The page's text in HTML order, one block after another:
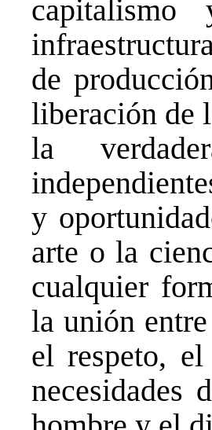
de
liberación de
la
y
arte o la
cualquier
la unión
el respeto,
necesidades